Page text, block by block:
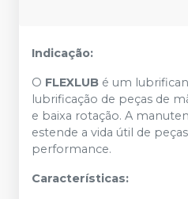
Indicação:
O FLEXLUB é um
lubrificação de peças de
e baixa rotação. A
estende a vida útil de
performance.
Características: